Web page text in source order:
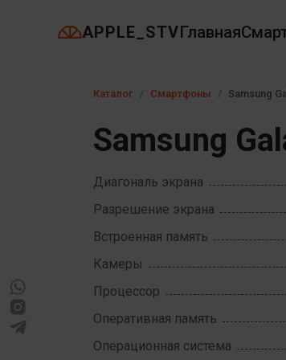
APPLE_STVГлавная
Каталог Смартфоны Samsung
Samsung
Диагональ экрана
Разрешение экрана
Встроенная память
Камеры
Процессор
Оперативная память
Операционная система